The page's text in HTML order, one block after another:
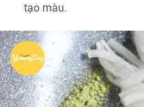
tạo màu.